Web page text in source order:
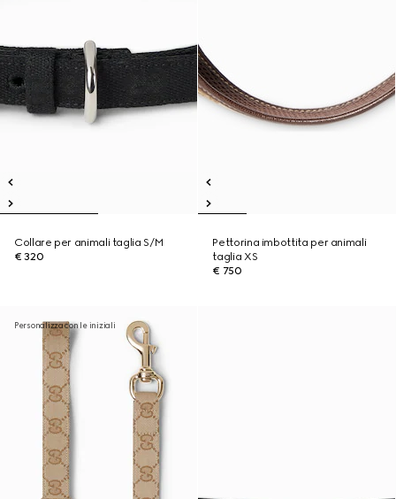
Collare per animali taglia S/M
€ 320
Pettorina imbottita per animali
taglia XS
€ 750
Personalizza con le iniziali